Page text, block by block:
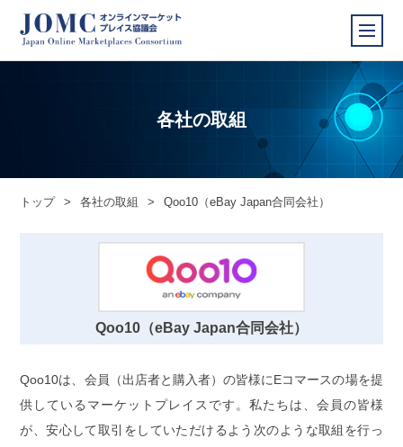
各社の取組
トップ > 各社の取組 > Qoo10（eBay Japan合同会社）
Qoo10（eBay Japan合同会社）
Qoo10は、会員（出店者と購入者）の皆様にEコマースの場を提
供しているマーケットプレイスです。私たちは、会員の皆様
が、安心して取引をしていただけるよう次のような取組を行っ